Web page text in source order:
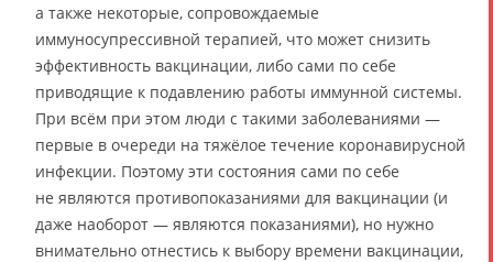
а также некоторые, сопровождаемые
иммуносупрессивной терапией, что может снизить
эффективность вакцинации, либо сами по себе
приводящие к подавлению работы иммунной системы.
При всём при этом люди с такими заболеваниями —
первые в очереди на тяжёлое течение коронавирусной
инфекции. Поэтому эти состояния сами по себе
не являются противопоказаниями для вакцинации (и
даже наоборот — являются показаниями), но нужно
внимательно отнестись к выбору времени вакцинации,